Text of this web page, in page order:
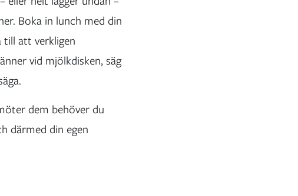
Boka in lunch med din
till att verkligen
vid mjölkdisken, säg
dem behöver du
därmed din egen